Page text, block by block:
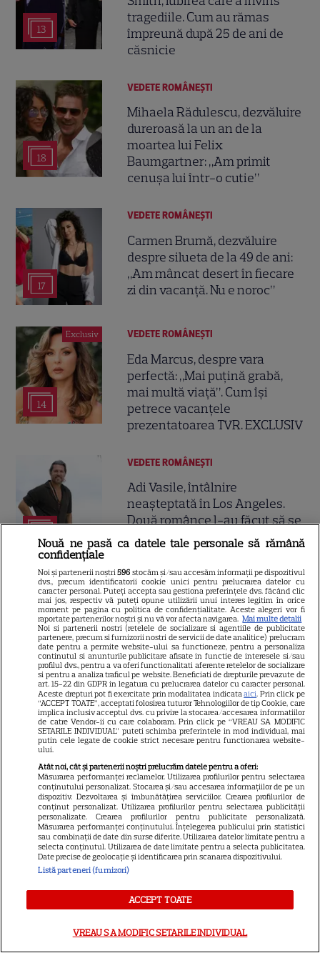
13
tragediile. Cum au rămas
împreună după 25 de ani de
căsnicie
18
VEDETE ROMÂNEŞTI
Mihaela Rădulescu, dezvăluire
dureroasă la un an de la
moartea lui Felix
Baumgartner: „Am primit
cenușa lui într-o cutie”
17
VEDETE ROMÂNEŞTI
Carmen Brumă, dezvăluire
despre silueta de la 49 de ani:
„Am mâncat desert în fiecare
zi din vacanță. Nu e noroc”
Exclusiv
14
VEDETE ROMÂNEŞTI
Eda Marcus, despre vara
perfectă: „Mai puțină grabă,
mai multă viață”. Cum își
petrece vacanțele
prezentatoarea TVR. EXCLUSIV
VEDETE ROMÂNEŞTI
Adi Vasile, întâlnire
neașteptată în Los Angeles.
Două românce l-au făcut să se
simtă ca acasă: „Superb!”
Despre Tvmania
Contact
Contacte televiziuni
Abonamente
Publicitate
Termeni și condiții
Despre cookies
Politica de confidenţialitate
Nouă ne pasă ca datele tale personale să rămână
confidențiale
Noi și partenerii noștri596 stocăm și/sau accesăm informații pe dispozitivul
dvs., precum identificatorii cookie unici pentru prelucrarea datelor cu
caracter personal. Puteți accepta sau gestiona preferințele dvs. făcând clic
mai jos, respectiv vă puteți opune utilizării unui interes legitim în orice
moment pe pagina cu politica de confidențialitate. Aceste alegeri vor fi
raportate partenerilor noștri și nu vă vor afecta navigarea. Mai multe detalii
Noi si partenerii nostri (retelele de socializare si agentiile de publicitate
partenere, precum si furnizorii nostri de servicii de date analitice) prelucram
date pentru a permite website-ului sa functioneze, pentru a personaliza
continutul si anunturile publicitare afisate in functie de interesele si/sau
profilul dvs., pentru a va oferi functionalitati aferente retelelor de socializare
si pentru a analiza traficul pe website. Beneficiati de drepturile prevazute de
art. 15-22 din GDPR in legatura cu prelucrarea datelor cu caracter personal.
Aceste drepturi pot fi exercitate prin modalitatea indicataaici. Prin click pe
“ACCEPT TOATE”, acceptati folosirea tuturor Tehnologiilor de tip Cookie, care
implica inclusiv acceptul dvs. cu privire la stocarea/accesarea informatiilor
de catre Vendor-ii cu care colaboram. Prin click pe “VREAU SA MODIFIC
SETARILE INDIVIDUAL” puteti schimba preferintele in mod individual, mai
putin cele legate de cookie strict necesare pentru functionarea website-
ului.
Atât noi, cât și partenerii noștri prelucrăm datele pentru a oferi:
Măsurarea performanței reclamelor. Utilizarea profilurilor pentru selectarea
conținutului personalizat. Stocarea și/sau accesarea informațiilor de pe un
dispozitiv. Dezvoltarea și îmbunătățirea serviciilor. Crearea profilurilor de
conținut personalizat. Utilizarea profilurilor pentru selectarea publicității
personalizate. Crearea profilurilor pentru publicitate personalizată.
Măsurarea performanței conținutului. Înțelegerea publicului prin statistici
sau combinații de date din surse diferite. Utilizarea datelor limitate pentru a
selecta conținutul. Utilizarea de date limitate pentru a selecta publicitatea.
Date precise de geolocație și identificarea prin scanarea dispozitivului.
Listă parteneri (furnizori)
ACCEPT TOATE
VREAU SA MODIFIC SETARILE INDIVIDUAL